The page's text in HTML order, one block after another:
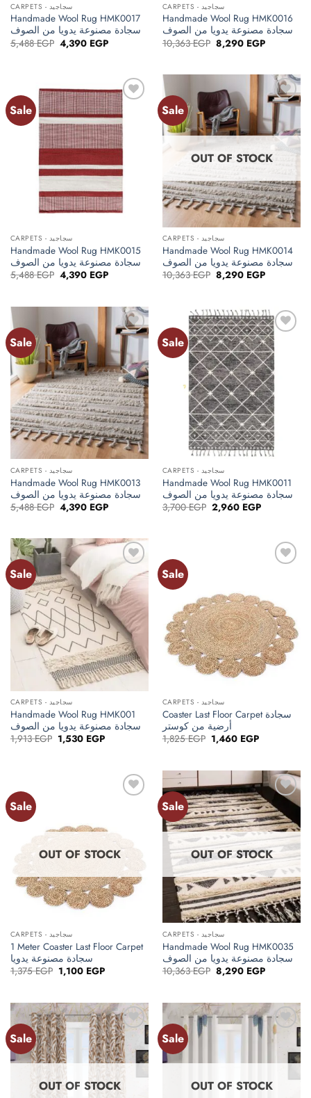
CARPETS - سجاجيد
Handmade Wool Rug HMK0017
سجادة مصنوعة يدويا من الصوف
5,488EGP Original
price
4,390 EGPCurrent
CARPETS - سجاجيد
Handmade Wool Rug HMK0016
سجادة مصنوعة يدويا من الصوف
10,363EGP Original
price
8,290 EGPCurrent
Sale
Add to
wishlist
CARPETS - سجاجيد
Handmade Wool Rug HMK0015
سجادة مصنوعة يدويا من الصوف
5,488EGP Original
price
4,390 EGPCurrent
Sale
Add to
wishlist
OUT OF STOCK
CARPETS - سجاجيد
Handmade Wool Rug HMK0014
سجادة مصنوعة يدويا من الصوف
10,363EGP Original
price
8,290 EGPCurrent
Sale
Add to
wishlist
CARPETS - سجاجيد
Handmade Wool Rug HMK0013
سجادة مصنوعة يدويا من الصوف
5,488EGP Original
price
4,390 EGPCurrent
Sale
Add to
wishlist
CARPETS - سجاجيد
Handmade Wool Rug HMK0011
سجادة مصنوعة يدويا من الصوف
3,700EGP Original
price
2,960 EGPCurrent
Sale
Add to
wishlist
CARPETS - سجاجيد
Handmade Wool Rug HMK001
سجادة مصنوعة يدويا من الصوف
1,913EGP Original
price
1,530 EGPCurrent
Sale
CARPETS - سجاجيد
Coaster Last Floor Carpet سجادة
أرضية من كوستر
1,825EGP Original
price
1,460 EGPCurrent
Sale
OUT OF STOCK
CARPETS - سجاجيد
1 Meter Coaster Last Floor Carpet
سجادة مصنوعة يدويا
1,375EGP Original
price
1,100 EGPCurrent
Sale
Add to
wishlist
OUT OF STOCK
CARPETS - سجاجيد
Handmade Wool Rug HMK0035
سجادة مصنوعة يدويا من الصوف
10,363EGP Original
price
8,290 EGPCurrent
Sale
Add to
wishlist
OUT OF STOCK
Sale
Add to
wishlist
OUT OF STOCK